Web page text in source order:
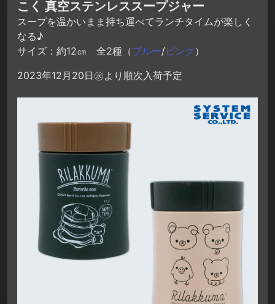
こく 真空ステンレススープジャー
スープを温かいまま持ち運べてランチタイムが楽しく
なる♪
サイズ：約12㎝ 全2種（ブルー/ピンク ）
2023年12月20日㊌より順次入荷予定